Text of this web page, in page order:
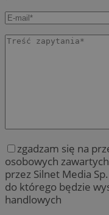
zgadzam się na
osobowych
przez Silnet Media
do którego będzie
handlowych